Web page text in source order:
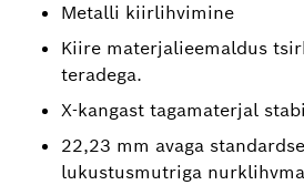
Metalli kiirlihvimine
Kiire materjalieemaldus
teradega.
X-kangast tagamaterjal
22,23 mm avaga
lukustusmutriga